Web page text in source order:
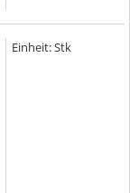
Einheit:Stk